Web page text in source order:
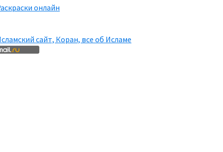
онлайн
сайт, Коран, все об Исламе